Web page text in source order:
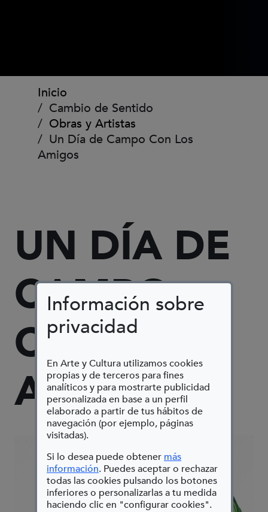
Información sobre
privacidad
En Arte y Cultura utilizamos cookies
propias y de terceros para fines
analíticos y para mostrarte publicidad
personalizada en base a un perfil
elaborado a partir de tus hábitos de
navegación (por ejemplo, páginas
visitadas).
Si lo desea puede obtener más
información(Abre en nueva ventana)
. Puedes aceptar o rechazar
todas las cookies pulsando los botones
inferiores o personalizarlas a tu medida
haciendo clic en "configurar cookies".
Ruta de navegación
Inicio
Cambio de Sentido
Obras y Artistas
Un Día de Campo Con Los
Amigos
UN DÍA DE
CAMPO
CON LOS
AMIGOS